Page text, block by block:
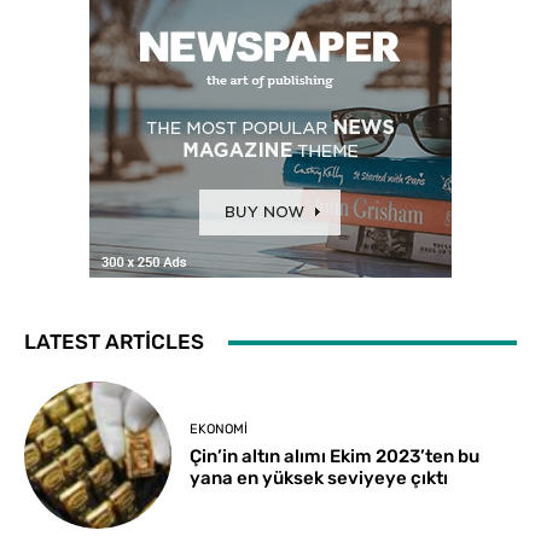
LATEST ARTICLES
EKONOMI
Çin’in altın alımı Ekim 2023’ten bu
yana en yüksek seviyeye çıktı